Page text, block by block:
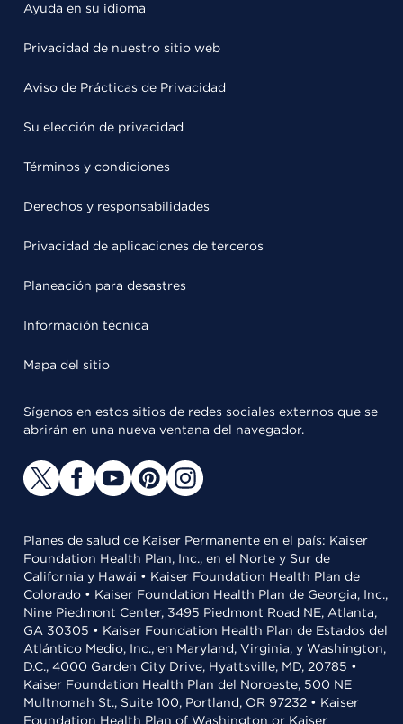
Ayuda en su idioma
Privacidad de nuestro sitio web
Aviso de Prácticas de Privacidad
Su elección de privacidad
Términos y condiciones
Derechos y responsabilidades
Privacidad de aplicaciones de terceros
Planeación para desastres
Información técnica
Mapa del sitio
Síganos en estos sitios de redes sociales externos que se
abrirán en una nueva ventana del navegador.
Planes de salud de Kaiser Permanente en el país: Kaiser
Foundation Health Plan, Inc., en el Norte y Sur de
California y Hawái • Kaiser Foundation Health Plan de
Colorado • Kaiser Foundation Health Plan de Georgia, Inc.,
Nine Piedmont Center, 3495 Piedmont Road NE, Atlanta,
GA 30305 • Kaiser Foundation Health Plan de Estados del
Atlántico Medio, Inc., en Maryland, Virginia, y Washington,
D.C., 4000 Garden City Drive, Hyattsville, MD, 20785 •
Kaiser Foundation Health Plan del Noroeste, 500 NE
Multnomah St., Suite 100, Portland, OR 97232 • Kaiser
Foundation Health Plan of Washington or Kaiser